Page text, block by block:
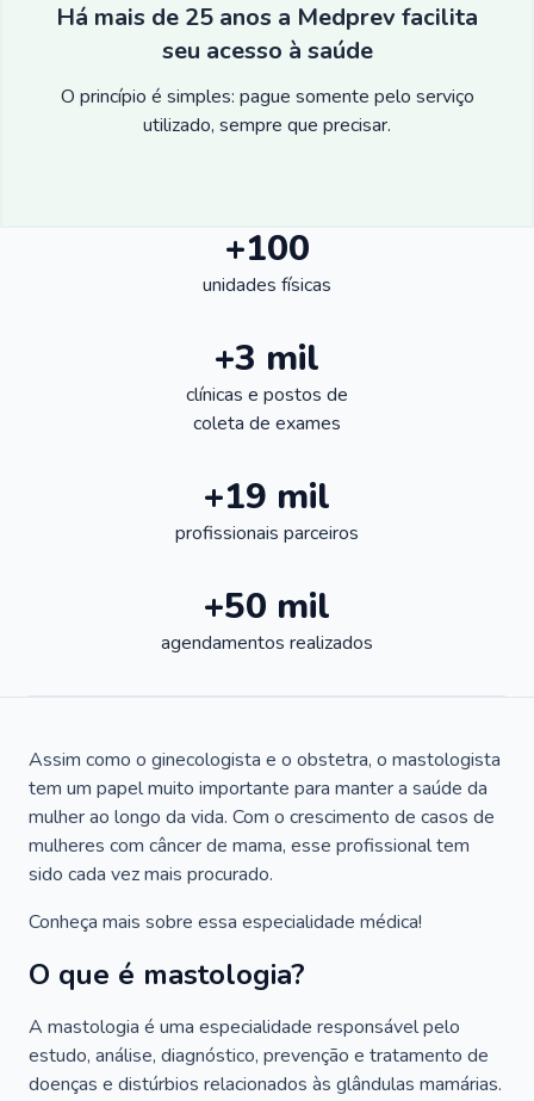
Há mais de 25 anos a Medprev facilita
seu acesso à saúde
O princípio é simples: pague somente pelo serviço
utilizado, sempre que precisar.
+100
unidades físicas
+3 mil
clínicas e postos de
coleta de exames
+19 mil
profissionais parceiros
+50 mil
agendamentos realizados
Assim como o ginecologista e o obstetra, o mastologista
tem um papel muito importante para manter a saúde da
mulher ao longo da vida. Com o crescimento de casos de
mulheres com câncer de mama, esse profissional tem
sido cada vez mais procurado.
Conheça mais sobre essa especialidade médica!
O que é mastologia?
A mastologia é uma especialidade responsável pelo
estudo, análise, diagnóstico, prevenção e tratamento de
doenças e distúrbios relacionados às glândulas mamárias.